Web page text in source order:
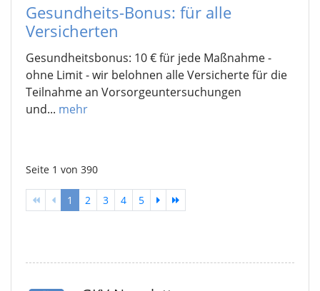
Gesundheits-Bonus: für alle
Versicherten
Gesundheitsbonus: 10 € für jede Maßnahme -
ohne Limit - wir belohnen alle Versicherte für die
Teilnahme an Vorsorgeuntersuchungen
und... mehr
Seite 1 von 390
1 2 3 4 5